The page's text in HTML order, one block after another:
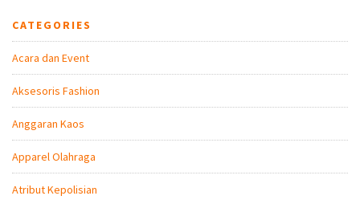
CATEGORIES
Acara dan Event
Aksesoris Fashion
Anggaran Kaos
Apparel Olahraga
Atribut Kepolisian